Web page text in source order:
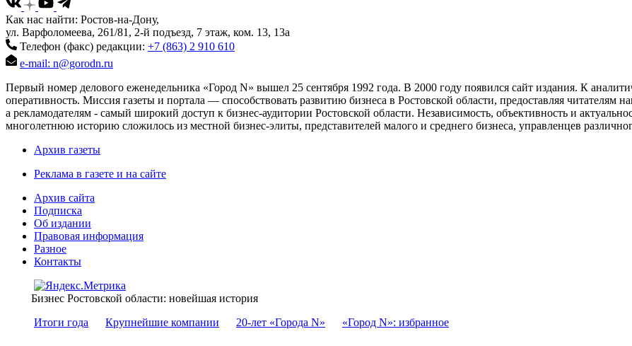
Как нас найти: Ростов-на-Дону,
ул. Варфоломеева, 261/81, 2-й подъезд, 7 этаж, ком. 13, 13а
Телефон (факс) редакции: +7 (863) 2 910 610
e-mail: n@gorodn.ru
Первый номер делового еженедельника «Город N» вышел 25 сентября 1992 года. В 2000 году появился сайт издания. К
оперативность. Миссия газеты и портала — способствовать развитию бизнеса в Ростовской области, предоставляя
а рекламодателям - самый широкий доступ к бизнес-аудитории Ростовской области. Независимость, объективность и
многолетнюю историю сложилось из местной бизнес-элиты, представителей малого и среднего бизнеса, управленцев
Архив газеты
Реклама в газете и на сайте
Архив сайта
Подписка
Об издании
Правовая информация
Разное
Контакты
Бизнес Ростовской области: новейшая история
Итоги года
Крупнейшие компании 20-лет «Города N» «Город N»: избранное